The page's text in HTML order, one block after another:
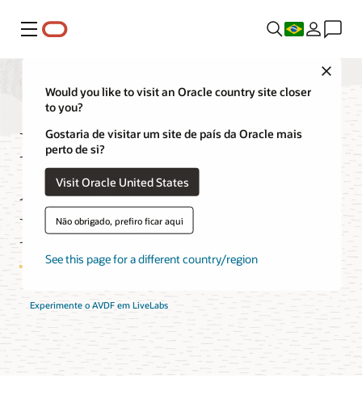
Menu
Would you like to visit an Oracle country site closer
to you?
Gostaria de visitar um site de país da Oracle mais
perto de si?
Visit Oracle United States
Não obrigado, prefiro ficar aqui
See this page for a different country/region
Recursos do Oracle
Audit Vault and
Database Firewall
Experimente o AVDF em LiveLabs